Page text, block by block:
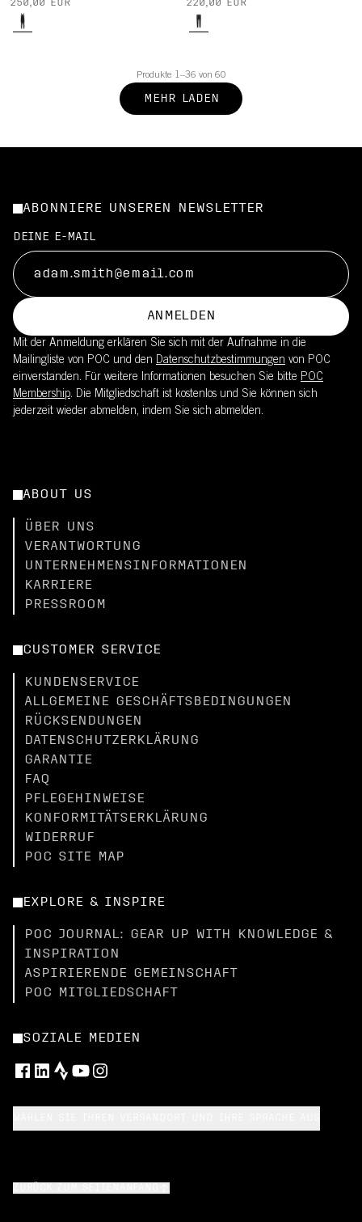
250,00 EUR
220,00 EUR
Produkte 1–36 von 60
MEHR LADEN
ABONNIERE UNSEREN NEWSLETTER
DEINE E-MAIL
ANMELDEN
Mit der Anmeldung erklären Sie sich mit der Aufnahme in die
Mailingliste von POC und den Datenschutzbestimmungen von POC
einverstanden. Für weitere Informationen besuchen Sie bitte POC
Membership. Die Mitgliedschaft ist kostenlos und Sie können sich
jederzeit wieder abmelden, indem Sie sich abmelden.
ABOUT US
ÜBER UNS
VERANTWORTUNG
UNTERNEHMENSINFORMATIONEN
KARRIERE
PRESSROOM
CUSTOMER SERVICE
KUNDENSERVICE
ALLGEMEINE GESCHÄFTSBEDINGUNGEN
RÜCKSENDUNGEN
DATENSCHUTZERKLÄRUNG
GARANTIE
FAQ
PFLEGEHINWEISE
KONFORMITÄTSERKLÄRUNG
WIDERRUF
POC SITE MAP
EXPLORE & INSPIRE
POC JOURNAL: GEAR UP WITH KNOWLEDGE &
INSPIRATION
ASPIRIERENDE GEMEINSCHAFT
POC MITGLIEDSCHAFT
SOZIALE MEDIEN